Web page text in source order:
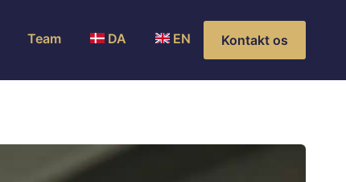
Team DA EN Kontakt os